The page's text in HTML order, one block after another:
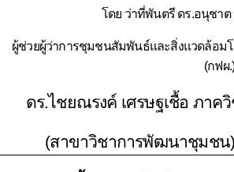
โดย ว่าที่พันตรี ดร.อนุชา
ผู้ช่วยผู้ว่าการชุมชนสัมพันธ์และสิ่งแวดล้อมโ
(กฟผ
ดร.ไชยณรงค์ เศรษฐเชื้อ ภา
(สาขาวิชาการพัฒนาชุมช